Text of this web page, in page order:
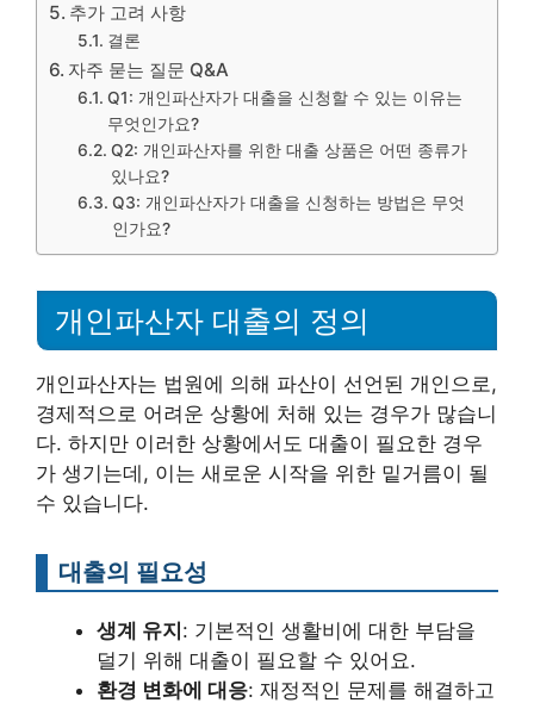
추가 고려 사항
결론
자주 묻는 질문 Q&A
Q1: 개인파산자가 대출을 신청할 수 있는 이유는
무엇인가요?
Q2: 개인파산자를 위한 대출 상품은 어떤 종류가
있나요?
Q3: 개인파산자가 대출을 신청하는 방법은 무엇
인가요?
개인파산자 대출의 정의
개인파산자는 법원에 의해 파산이 선언된 개인으로,
경제적으로 어려운 상황에 처해 있는 경우가 많습니
다. 하지만 이러한 상황에서도 대출이 필요한 경우
가 생기는데, 이는 새로운 시작을 위한 밑거름이 될
수 있습니다.
대출의 필요성
생계 유지: 기본적인 생활비에 대한 부담을
덜기 위해 대출이 필요할 수 있어요.
환경 변화에 대응: 재정적인 문제를 해결하고